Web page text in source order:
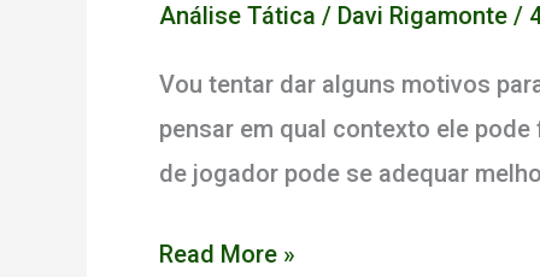
Análise Tática / Davi Rigamonte /
Vou tentar dar alguns motivos
pensar em qual contexto ele
de jogador pode se adequar
Ponta
Read More »